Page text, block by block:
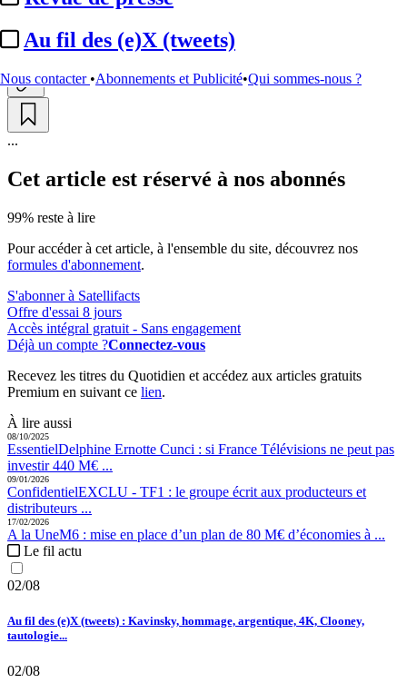
Au fil des (e)X (tweets)
Nous contacter •Abonnements et Publicité•Qui sommes-nous ?
Actualité n° 350676
...
Cet article est réservé à nos abonnés
99% reste à lire
Pour accéder à cet article, à l'ensemble du site, découvrez nos
formules d'abonnement.
S'abonner à Satellifacts
Offre d'essai 8 jours
Accès intégral gratuit - Sans engagement
Déjà un compte ?Connectez-vous
Recevez les titres du Quotidien et accédez aux articles gratuits
Premium en suivant ce lien.
À lire aussi
08/10/2025
EssentielDelphine Ernotte Cunci : si France Télévisions ne peut pas
investir 440 M€ ...
09/01/2026
ConfidentielEXCLU - TF1 : le groupe écrit aux producteurs et
distributeurs ...
17/02/2026
A la UneM6 : mise en place d’un plan de 80 M€ d’économies à ...
Le fil actu
02/08
Au fil des (e)X (tweets) : Kavinsky, hommage, argentique, 4K, Clooney,
tautologie...
02/08